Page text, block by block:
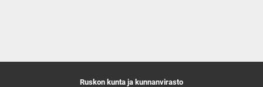
Ruskon kunta ja kunnanvirasto